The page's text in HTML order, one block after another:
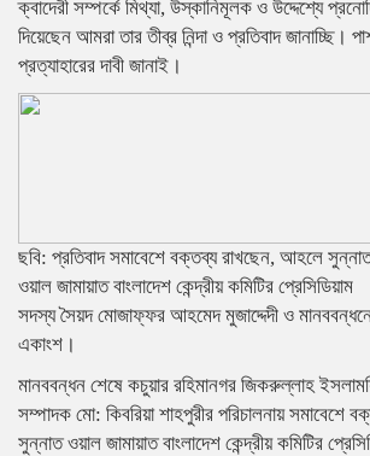
ক্বাদেরী সম্পর্কে মিথ্যা, উস্কানিমূলক ও উদ্দেশ্যে
দিয়েছেন আমরা তার তীব্র নিন্দা ও প্রতিবাদ জানাচ্ছি।
প্রত্যাহারের দাবী জানাই।
ছবি: প্রতিবাদ সমাবেশে বক্তব্য রাখছেন, আহলে
ওয়াল জামায়াত বাংলাদেশ কেন্দ্রীয় কমিটির প্রেসিডিয়াম
সদস্য সৈয়দ মোজাফ্ফর আহমেদ মুজাদ্দেদী ও
একাংশ।
মানববন্ধন শেষে কচুয়ার রহিমানগর জিকরুল্লাহ
সম্পাদক মো: কিবরিয়া শাহপুরীর পরিচালনায় সমাবেশে
সুন্নাত ওয়াল জামায়াত বাংলাদেশ কেন্দ্রীয় কমিটির